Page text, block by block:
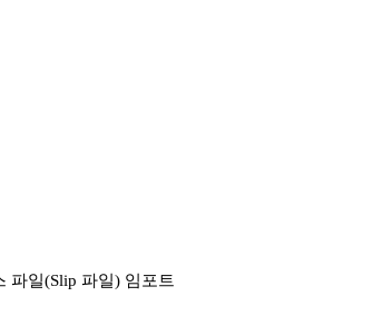
파일(Slip 파일) 임포트